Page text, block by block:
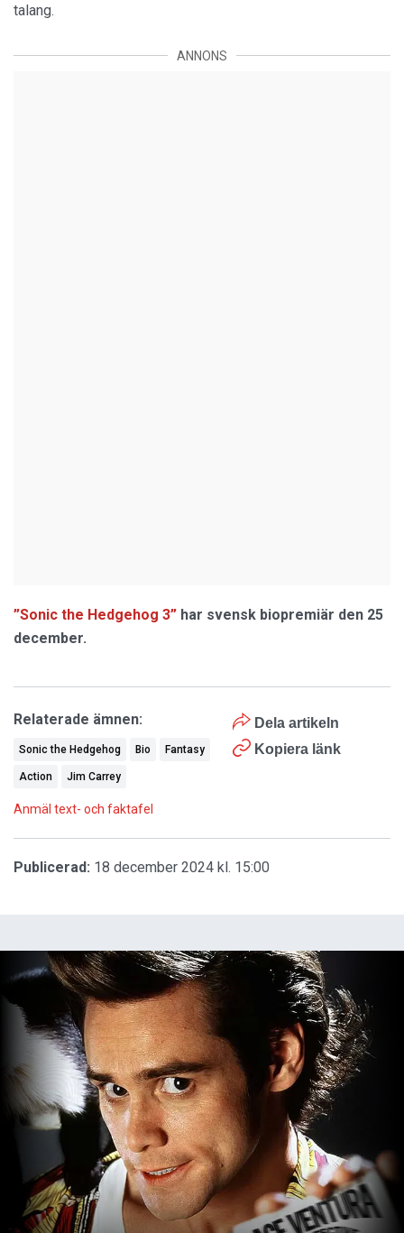
talang.
ANNONS
”Sonic the Hedgehog 3” har svensk biopremiär den 25
december.
Dela artikeln
Kopiera länk
Relaterade ämnen:
Sonic the Hedgehog Bio Fantasy
Action Jim Carrey
Anmäl text- och faktafel
Publicerad: 18 december 2024 kl. 15:00